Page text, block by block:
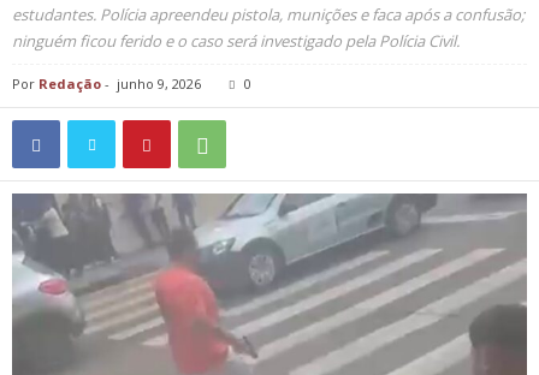
estudantes. Polícia apreendeu pistola, munições e faca após a confusão;
ninguém ficou ferido e o caso será investigado pela Polícia Civil.
Por Redação - junho 9, 2026 0